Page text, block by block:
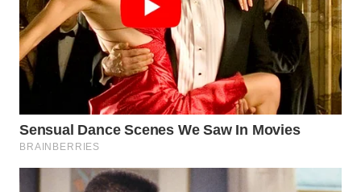
WN
KEPULAUAN
SERIBU
TANGERANG
WN
BINJAI